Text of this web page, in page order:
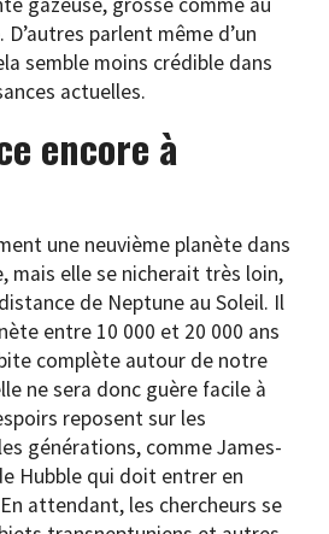
parlent même d’un
semble moins crédible dans
actuelles.
encore à
une neuvième planète dans
mais elle se nicherait très loin,
de Neptune au Soleil. Il
entre 10 000 et 20 000 ans
complète autour de notre
ne sera donc guère facile à
reposent sur les
générations, comme James-
Hubble qui doit entrer en
attendant, les chercheurs se